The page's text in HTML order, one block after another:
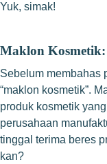
Yuk, simak!
Maklon
Sebelum membahas
“maklon kosmetik”.
produk kosmetik
perusahaan
tinggal terima beres
kan?